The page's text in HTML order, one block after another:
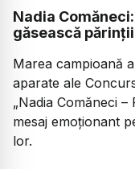
Nadia
găsească
Marea campioană
aparate ale
„Nadia Comăneci
mesaj emoționant
lor.